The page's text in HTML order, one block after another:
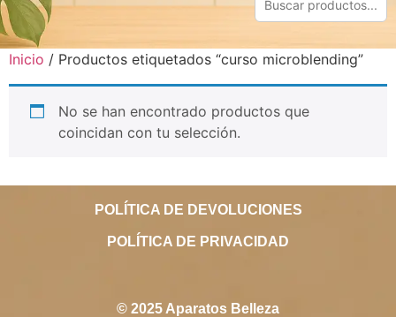
Inicio / Productos etiquetados “curso microblending”
No se han encontrado productos que
coincidan con tu selección.
POLÍTICA DE DEVOLUCIONES
POLÍTICA DE PRIVACIDAD
© 2025 Aparatos Belleza